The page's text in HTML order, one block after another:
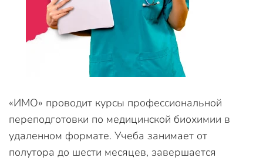
«ИМО» проводит курсы профессиональной
переподготовки по медицинской биохимии в
удаленном формате. Учеба занимает от
полутора до шести месяцев, завершается